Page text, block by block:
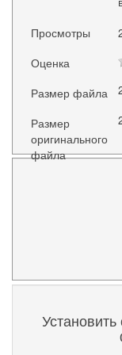
Просмотры
Оценка
Размер файла
Размер
оригинального
файла